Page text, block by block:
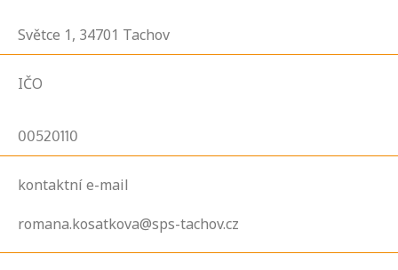
Světce 1, 34701 Tachov
IČO
00520110
kontaktní e-mail
romana.kosatkova@sps-tachov.cz